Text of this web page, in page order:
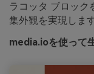
ラコッタ ブロック
集外観を実現します
media.ioを使って